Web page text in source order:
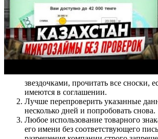
звездочками, прочитать все сноски,
имеются в соглашении.
Лучше перепроверить указанные
несколько дней и попробовать снова.
Любое использование товарного
его имени без соответствующего